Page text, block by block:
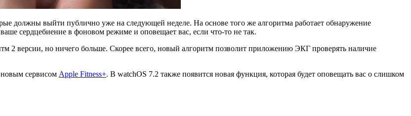
должны выйти публично уже на следующей неделе. На основе того же алгоритма работает обнаружение
сердцебиение в фоновом режиме и оповещает вас, если что-то не так.
2 версии, но ничего больше. Скорее всего, новый алгоритм позволит приложению ЭКГ проверять наличие
сервисом Apple Fitness+. В watchOS 7.2 также появится новая функция, которая будет оповещать вас о слишком